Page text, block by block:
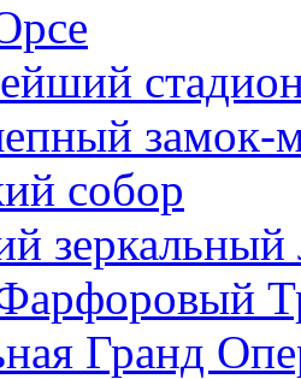
собор
зеркальный
Гранд